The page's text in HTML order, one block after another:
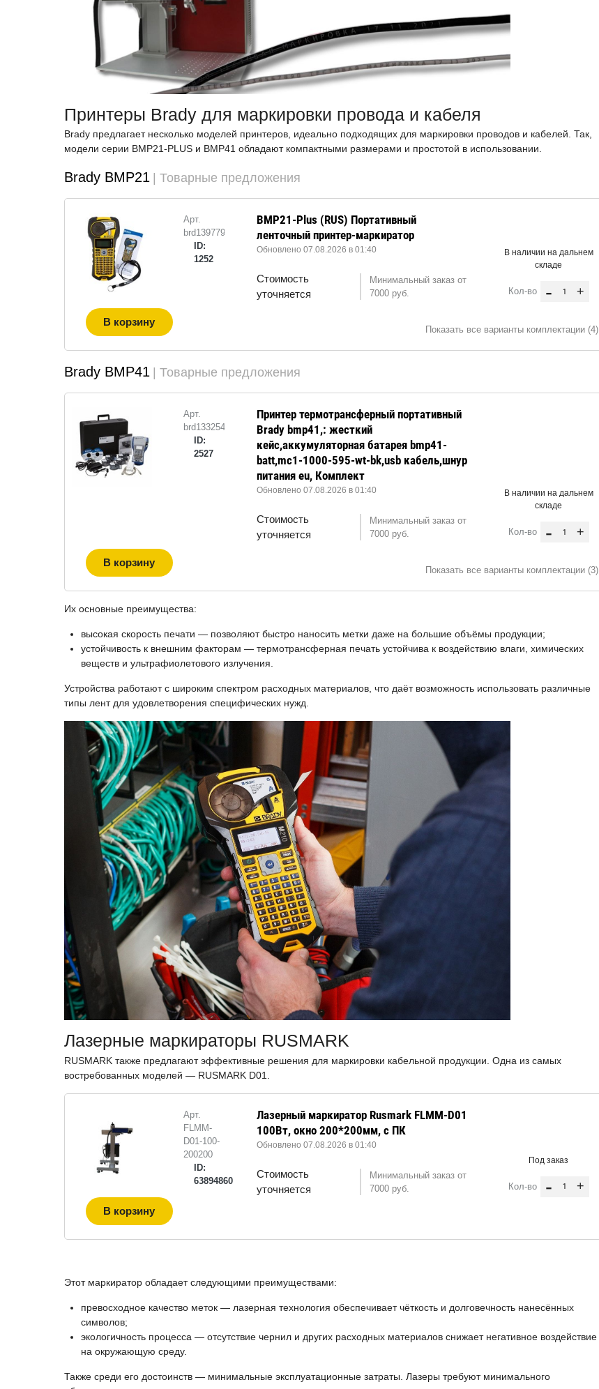
Принтеры Brady для маркировки провода и кабеля
Brady предлагает несколько моделей принтеров, идеально подходящих для маркировки проводов и кабелей. Так,
модели серии BMP21-PLUS и BMP41 обладают компактными размерами и простотой в использовании.
Brady BMP21 | Товарные предложения
Арт.
brd139779
ID:
1252
BMP21-Plus (RUS) Портативный
ленточный принтер-маркиратор
Обновлено 07.08.2026 в 01:40
Стоимость
уточняется
Минимальный заказ от
7000 руб.
В наличии на дальнем
складе
Кол-во - +
В корзину
Показать все варианты комплектации (4)
Brady BMP41 | Товарные предложения
Арт.
brd133254
ID:
2527
Принтер термотрансферный портативный
Brady bmp41,: жесткий
кейс,аккумуляторная батарея bmp41-
batt,mc1-1000-595-wt-bk,usb кабель,шнур
питания eu, Комплект
Обновлено 07.08.2026 в 01:40
Стоимость
уточняется
Минимальный заказ от
7000 руб.
В наличии на дальнем
складе
Кол-во - +
В корзину
Показать все варианты комплектации (3)
Их основные преимущества:
высокая скорость печати — позволяют быстро наносить метки даже на большие объёмы продукции;
устойчивость к внешним факторам — термотрансферная печать устойчива к воздействию влаги, химических
веществ и ультрафиолетового излучения.
Устройства работают с широким спектром расходных материалов, что даёт возможность использовать различные
типы лент для удовлетворения специфических нужд.
Лазерные маркираторы RUSMARK
RUSMARK также предлагают эффективные решения для маркировки кабельной продукции. Одна из самых
востребованных моделей — RUSMARK D01.
Арт.
FLMM-
D01-100-
200200
ID:
63894860
Лазерный маркиратор Rusmark FLMM-D01
100Вт, окно 200*200мм, с ПК
Обновлено 07.08.2026 в 01:40
Стоимость
уточняется
Минимальный заказ от
7000 руб.
Под заказ
Кол-во - +
В корзину
Этот маркиратор обладает следующими преимуществами:
превосходное качество меток — лазерная технология обеспечивает чёткость и долговечность нанесённых
символов;
экологичность процесса — отсутствие чернил и других расходных материалов снижает негативное воздействие
на окружающую среду.
Также среди его достоинств — минимальные эксплуатационные затраты. Лазеры требуют минимального